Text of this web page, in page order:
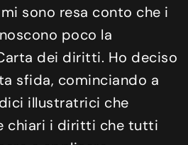
sono resa conto che i
poco la
dei diritti. Ho deciso
sfida, cominciando a
illustratrici che
chiari i diritti che tutti